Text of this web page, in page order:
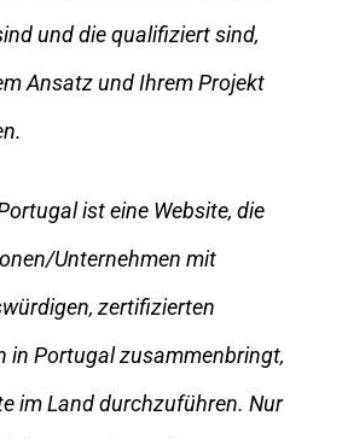
und die qualifiziert sind,
Ansatz und Ihrem Projekt
ist eine Website, die
Unternehmen mit
zertifizierten
in Portugal zusammenbringt,
im Land durchzuführen. Nur